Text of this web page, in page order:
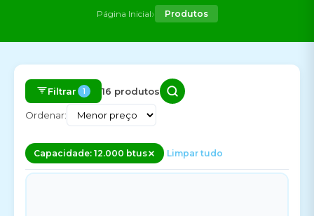
Página Inicial› Produtos
Filtrar 1 16 produtos
Ordenar:
Capacidade: 12.000 btus Limpar tudo